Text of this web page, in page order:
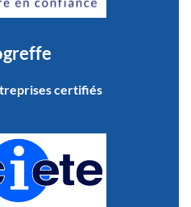
certifiés